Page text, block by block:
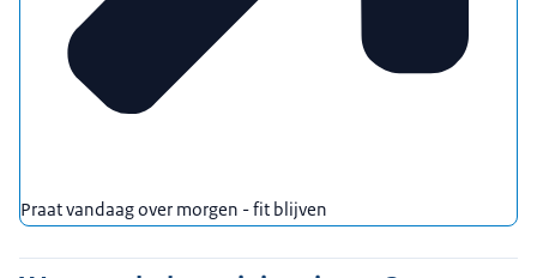
Praat vandaag over morgen - fit blijven